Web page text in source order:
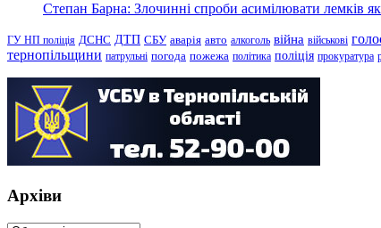
Степан Барна: Злочинні спроби асимілювати лемків як
ГУ НП поліція ДСНС ДТП СБУ аварія авто алкоголь війна військові
тернопільщини патрульні погода пожежа політика поліція прокуратура
Архіви